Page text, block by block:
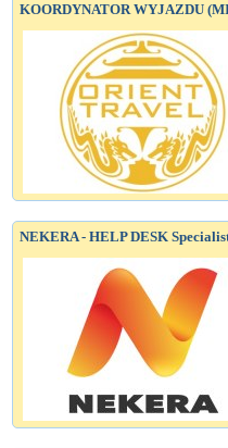
KOORDYNATOR WYJAZDU
NEKERA - HELP DESK